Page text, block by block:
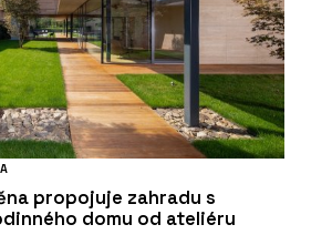
propojuje zahradu s
domu od ateliéru